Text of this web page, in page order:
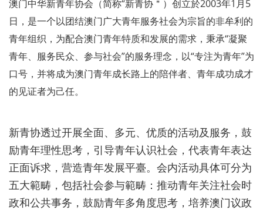
澳门中华新青年协会（简称“新青协＂）创立於2003年1月5
日，是一个以团结澳门广大青年服务社会为宗旨的非牟利的
青年组织，为配合澳门青年特质和发展的需求，秉承“凝聚
青年、服务民众、参与社会”的服务理念，以“专注为青年”为
口号，并将成为澳门青年成长路上的陪伴者、青年成功成才
的见证者为己任。
新青协透过开展全面、多元、优质的活动及服务，鼓
励青年理性思考，引导青年认识社会，代表青年表达
正面诉求，营造青年发展平臺。会内活动具体可分为
五大範畴，包括社会参与範畴：推动青年关注社会时
政和公共事务，鼓励青年多角度思考，培养澳门议政